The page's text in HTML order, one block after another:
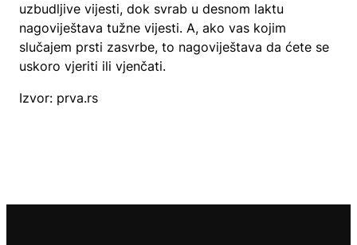
uzbudljive vijesti, dok svrab u desnom laktu
nagoviještava tužne vijesti. A, ako vas kojim
slučajem prsti zasvrbe, to nagoviještava da ćete se
uskoro vjeriti ili vjenčati.
Izvor: prva.rs